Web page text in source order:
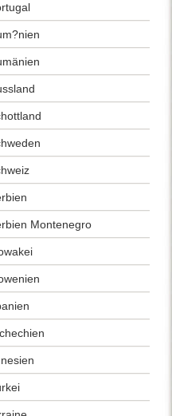
Montenegro